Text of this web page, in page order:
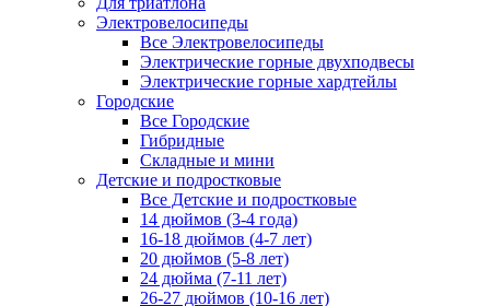
Электровелосипеды
Все Электровелосипеды
Электрические горные двухподвесы
Электрические горные хардтейлы
Городские
Все Городские
Гибридные
Складные и мини
Детские и подростковые
Все Детские и подростковые
14 дюймов (3-4 года)
16-18 дюймов (4-7 лет)
20 дюймов (5-8 лет)
24 дюйма (7-11 лет)
26-27 дюймов (10-16 лет)